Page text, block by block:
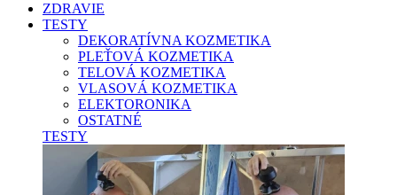
ZDRAVIE
TESTY
DEKORATÍVNA KOZMETIKA
PLEŤOVÁ KOZMETIKA
TELOVÁ KOZMETIKA
VLASOVÁ KOZMETIKA
ELEKTORONIKA
OSTATNÉ
TESTY